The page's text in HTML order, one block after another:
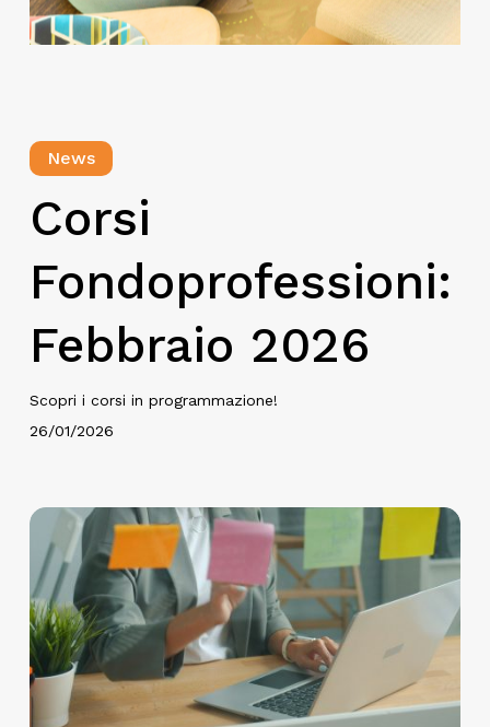
News
Corsi
Fondoprofessioni:
Febbraio 2026
Scopri i corsi in programmazione!
26/01/2026